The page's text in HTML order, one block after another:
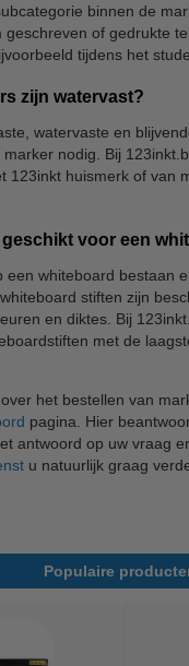
binnen de
geschreven of gedrukte
tijdens het
zijn watervast?
watervaste en
nodig. Bij
123inkt huismerk of van
voor een
een whiteboard bestaan
stiften zijn
en diktes. Bij
met de
het bestellen van
pagina. Hier
antwoord op uw vraag
u natuurlijk graag
Populaire